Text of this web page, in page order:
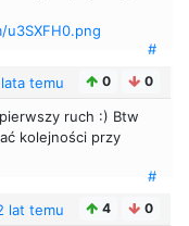
#
temu 0 0
ruch :) Btw
kolejności przy
#
lat temu 4 0